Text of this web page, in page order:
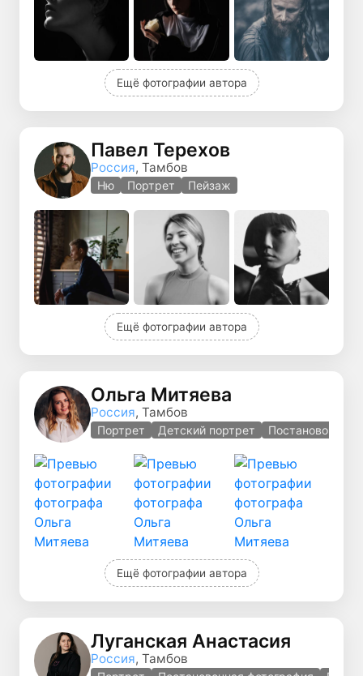
Ещё фотографии автора
Павел Терехов
Россия, Тамбов
Ню Портрет Пейзаж
Ещё фотографии автора
Ольга Митяева
Россия, Тамбов
Портрет Детский портрет Постановочная
Ещё фотографии автора
Луганская Анастасия
Россия, Тамбов